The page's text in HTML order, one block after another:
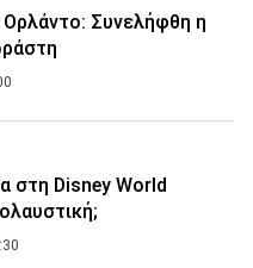
Συνελήφθη η
στη Disney World